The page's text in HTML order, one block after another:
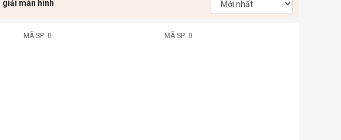
giải màn hình
MÃ SP: 0 MÃ SP: 0